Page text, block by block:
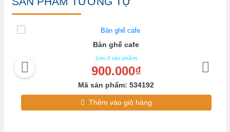
Bàn ghế cafe
(còn 0 sản phẩm)
900.000₫
Mã sản phẩm: 534192
Thêm vào giỏ hàng